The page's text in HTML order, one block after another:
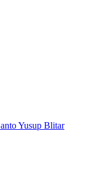
Yusup Blitar